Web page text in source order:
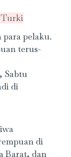
Turki
pelaku.
terus-
Sabtu
di
di
Barat, dan